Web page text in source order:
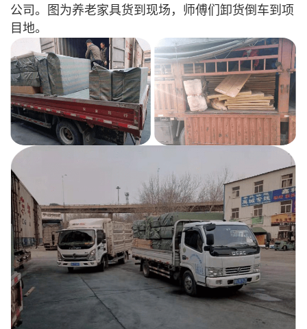
公司。图为养老家具货到现场，师傅们卸货倒车到项
目地。